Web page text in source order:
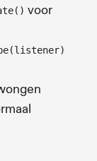
voor